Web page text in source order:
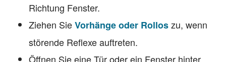
Richtung Fenster.
Ziehen SieVorhänge oder Rolloszu, wenn
störende Reflexe auftreten.
Öffnen Sie eine Tür oder ein Fenster hinter